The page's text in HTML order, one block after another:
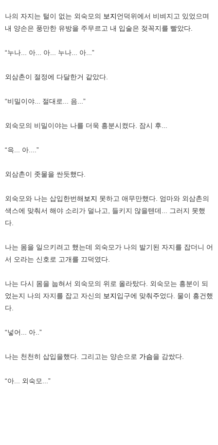
나의 자지는 털이 없는 외숙모의 보지언덕위에서 비벼지고 있었으며
내 양손은 풍만한 유방을 주무르고 내 입술은 젖꼭지를 빨았다.
“누나... 아... 아... 누나... 아...”
외삼촌이 절정에 다달한거 같았다.
“비밀이야... 절대로... 음...”
외숙모의 비밀이야는 나를 더욱 흥분시켰다. 잠시 후...
“윽... 아....”
외삼촌이 좃물을 싼듯했다.
외숙모와 나는 삽입한번해 보지 못하고 애무만했다. 엄마와 외삼촌의
색스에 맞춰서 해야 소리가 덜나고, 들키지 않을텐데... 그러지 못했
다.
나는 몸을 일으키려고 했는데 외숙모가 나의 발기된 자지를 잡더니 어
서 오라는 신호로 고개를 끄덕였다.
나는 다시 몸을 눕혀서 외숙모의 위로 올라탔다. 외숙모는 흥분이 되
었는지 나의 자지를 잡고 자신의 보지입구에 맞춰주었다. 물이 흥건했
다.
“넣어... 아..”
나는 천천히 삽입을했다. 그리고는 양손으로 가슴을 감쌌다.
“아... 외숙모...”